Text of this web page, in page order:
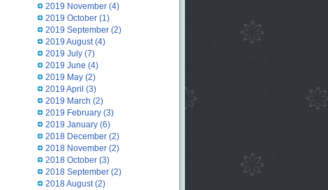
2019 November(4)
2019 October(1)
2019 September(2)
2019 August(4)
2019 July(7)
2019 June (4)
2019 May(2)
2019 April (3)
2019 March (2)
2019 February(3)
2019 January(6)
2018 December(2)
2018 November(2)
2018 October(3)
2018 September(2)
2018 August(2)